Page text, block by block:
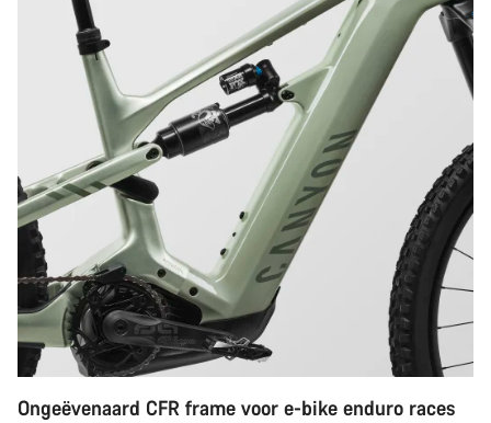
Ongeëvenaard CFR frame voor e-bike enduro races